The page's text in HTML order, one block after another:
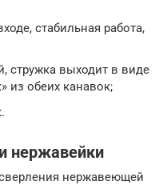
стабильная работа,
стружка выходит в виде
из обеих канавок;
нержавейки
нержавеющей